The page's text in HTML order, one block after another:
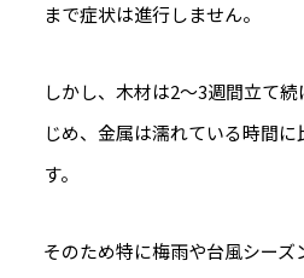
まで症状は進行しません。
しかし、木材は2～3週間立て
じめ、金属は濡れている時間
す。
そのため特に梅雨や台風シー